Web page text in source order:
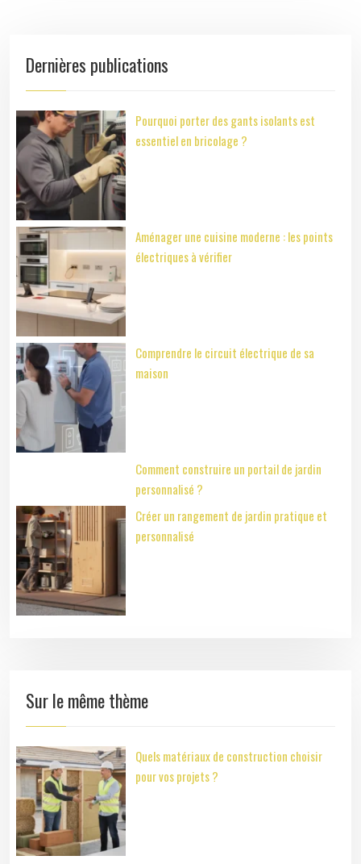
Dernières publications
Pourquoi porter des gants isolants est
essentiel en bricolage ?
Aménager une cuisine moderne : les points
électriques à vérifier
Comprendre le circuit électrique de sa
maison
Comment construire un portail de jardin
personnalisé ?
Créer un rangement de jardin pratique et
personnalisé
Sur le même thème
Quels matériaux de construction choisir
pour vos projets ?